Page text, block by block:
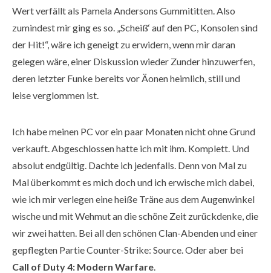
Wert verfällt als Pamela Andersons Gummititten. Also
zumindest mir ging es so. „Scheiß‘ auf den PC, Konsolen sind
der Hit!“, wäre ich geneigt zu erwidern, wenn mir daran
gelegen wäre, einer Diskussion wieder Zunder hinzuwerfen,
deren letzter Funke bereits vor Äonen heimlich, still und
leise verglommen ist.
Ich habe meinen PC vor ein paar Monaten nicht ohne Grund
verkauft. Abgeschlossen hatte ich mit ihm. Komplett. Und
absolut endgültig. Dachte ich jedenfalls. Denn von Mal zu
Mal überkommt es mich doch und ich erwische mich dabei,
wie ich mir verlegen eine heiße Träne aus dem Augenwinkel
wische und mit Wehmut an die schöne Zeit zurückdenke, die
wir zwei hatten. Bei all den schönen Clan-Abenden und einer
gepflegten Partie Counter-Strike: Source. Oder aber bei
Call of Duty 4: Modern Warfare.